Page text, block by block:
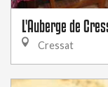
L'Auberge de
Cressat